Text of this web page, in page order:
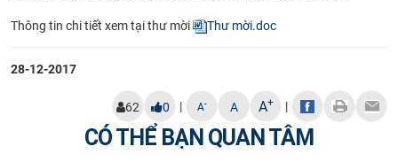
KHOA HỌC CÔNG NGHỆ
HTQT
CỰU NGƯỜI HỌC
Thông tin chi tiết xem tại thư mời Thư mời.doc
28-12-2017
62 0 | A- A A+ |
CÓ THỂ BẠN QUAN TÂM